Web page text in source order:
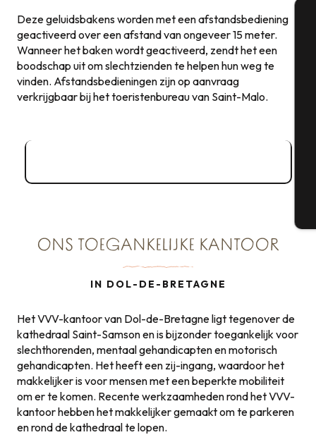
Deze geluidsbakens worden met een afstandsbediening
geactiveerd over een afstand van ongeveer 15 meter.
Wanneer het baken wordt geactiveerd, zendt het een
boodschap uit om slechtzienden te helpen hun weg te
vinden. Afstandsbedieningen zijn op aanvraag
verkrijgbaar bij het toeristenbureau van Saint-Malo.
ONS TOEGANKELIJKE KANTOOR
IN DOL-DE-BRETAGNE
Het VVV-kantoor van Dol-de-Bretagne ligt tegenover de
kathedraal Saint-Samson en is bijzonder toegankelijk voor
slechthorenden, mentaal gehandicapten en motorisch
gehandicapten. Het heeft een zij-ingang, waardoor het
makkelijker is voor mensen met een beperkte mobiliteit
om er te komen. Recente werkzaamheden rond het VVV-
kantoor hebben het makkelijker gemaakt om te parkeren
en rond de kathedraal te lopen.